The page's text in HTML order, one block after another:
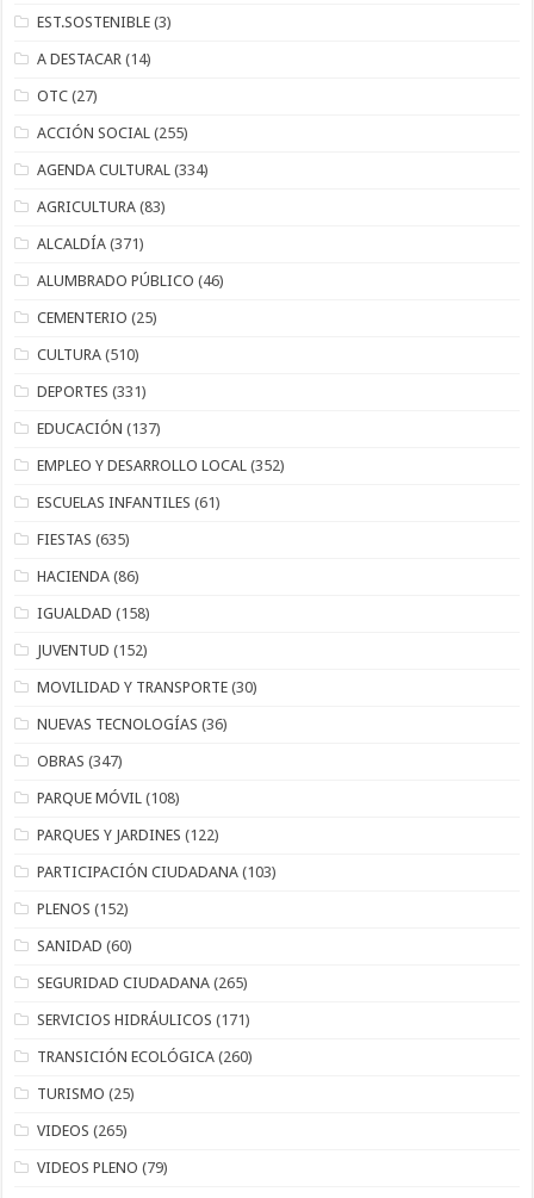
EST.SOSTENIBLE (3)
A DESTACAR (14)
OTC (27)
ACCIÓN SOCIAL (255)
AGENDA CULTURAL (334)
AGRICULTURA (83)
ALCALDÍA (371)
ALUMBRADO PÚBLICO (46)
CEMENTERIO (25)
CULTURA (510)
DEPORTES (331)
EDUCACIÓN (137)
EMPLEO Y DESARROLLO LOCAL (352)
ESCUELAS INFANTILES (61)
FIESTAS (635)
HACIENDA (86)
IGUALDAD (158)
JUVENTUD (152)
MOVILIDAD Y TRANSPORTE (30)
NUEVAS TECNOLOGÍAS (36)
OBRAS (347)
PARQUE MÓVIL (108)
PARQUES Y JARDINES (122)
PARTICIPACIÓN CIUDADANA (103)
PLENOS (152)
SANIDAD (60)
SEGURIDAD CIUDADANA (265)
SERVICIOS HIDRÁULICOS (171)
TRANSICIÓN ECOLÓGICA (260)
TURISMO (25)
VIDEOS (265)
VIDEOS PLENO (79)